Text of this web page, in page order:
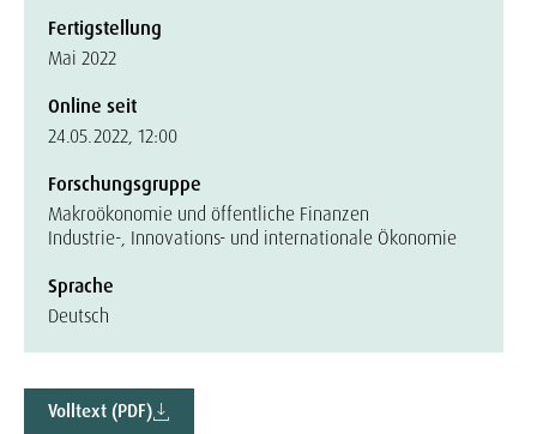
Fertigstellung
Mai 2022
Online seit
24.05.2022, 12:00
Forschungsgruppe
Makroökonomie und öffentliche Finanzen
Industrie-, Innovations- und internationale Ökonomie
Sprache
Deutsch
Volltext (PDF)